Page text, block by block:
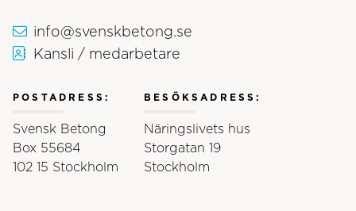
info@svenskbetong.se
Kansli / medarbetare
POSTADRESS:
Svensk Betong
Box 55684
102 15 Stockholm
BESÖKSADRESS:
Näringslivets hus
Storgatan 19
Stockholm